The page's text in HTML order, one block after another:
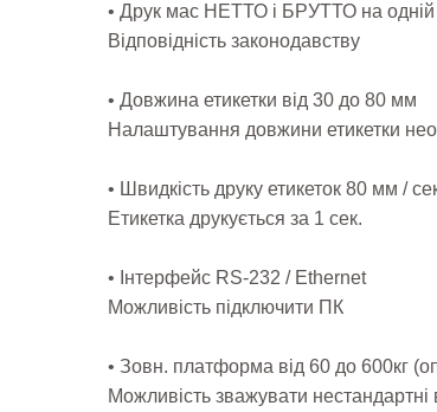
• Друк мас НЕТТО і БРУТТО на одній
Відповідність законодавству
• Довжина етикетки від 30 до 80 мм
Налаштування довжини етикетки
• Швидкість друку етикеток 80 мм /
Етикетка друкується за 1 сек.
• Інтерфейс RS-232 / Ethernet
Можливість підключити ПК
• Зовн. платформа від 60 до 600кг
Можливість зважувати